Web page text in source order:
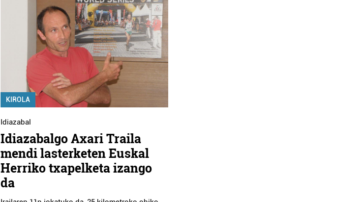
KIROLA
Idiazabal
Idiazabalgo Axari Traila
mendi lasterketen Euskal
Herriko txapelketa izango
da